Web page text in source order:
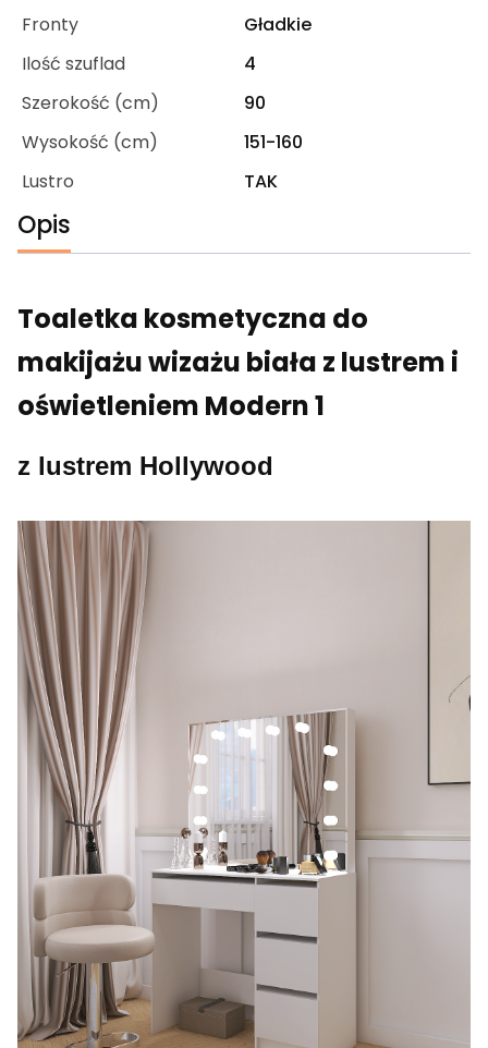
Fronty
Gładkie
Ilość szuflad
4
Szerokość (cm)
90
Wysokość (cm)
151-160
Lustro
TAK
Opis
Toaletka kosmetyczna do
makijażu wizażu biała z lustrem i
oświetleniem Modern 1
z lustrem Hollywood